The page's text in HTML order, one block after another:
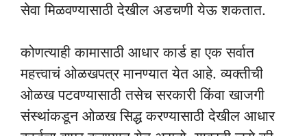
सेवा मिळवण्यासाठी देखील अडचणी येऊ शकतात.
कोणत्याही कामासाठी आधार कार्ड हा एक सर्वात
महत्त्वाचं ओळखपत्र मानण्यात येत आहे. व्यक्तीची
ओळख पटवण्यासाठी तसेच सरकारी किंवा खाजगी
संस्थांकडून ओळख सिद्ध करण्यासाठी देखील आधार